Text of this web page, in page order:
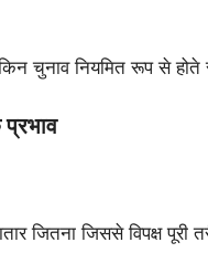
चुनाव नियमित रूप से होते
जितना जिससे विपक्ष